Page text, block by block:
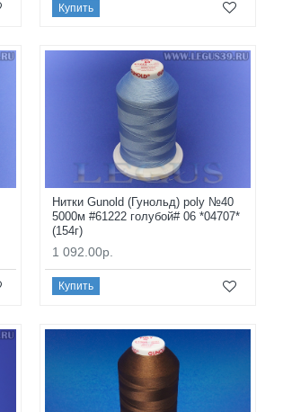
Купить
Нитки Gunold (Гунольд) poly №40
5000м #61222 голубой# 06 *04707*
(154г)
1 092.00р.
Купить